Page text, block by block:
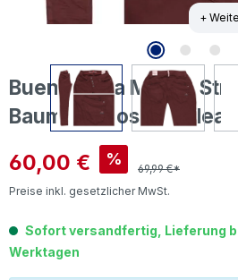
+
Buena Vista Malibu
Baumwollhose
Verkaufspreis:
60,00 € %
69,99 €*
Preise inkl. gesetzlicher MwSt.
Sofort versandfertig, Lieferung
Werktagen